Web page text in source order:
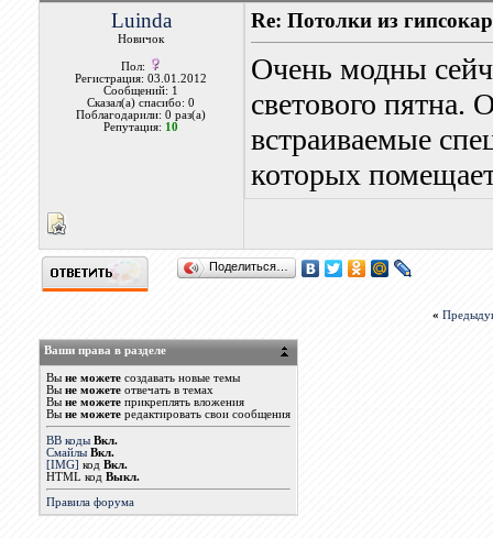
Luinda
Новичок
Пол:
Регистрация: 03.01.2012
Сообщений: 1
Сказал(а) спасибо: 0
Поблагодарили: 0 раз(а)
Репутация: 10
Re: Потолки из
Очень модны
светового пятна.
встраиваемые
которых
Поделиться…
«
Ваши права в разделе
Вы не можетесоздавать новые темы
Вы не можетеотвечать в темах
Вы не можетеприкреплять вложения
Вы не можетередактировать свои сообщения
BB коды Вкл.
Смайлы Вкл.
[IMG] код Вкл.
HTML код Выкл.
Правила форума